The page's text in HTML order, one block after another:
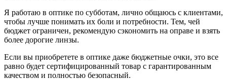
Я работаю в оптике по субботам, лично общаюсь с клиентами,
чтобы лучше понимать их боли и потребности. Тем, чей
бюджет ограничен, рекомендую сэкономить на оправе и взять
более дорогие линзы.
Если вы приобретете в оптике даже бюджетные очки, это все
равно будет сертифицированный товар с гарантированным
качеством и полностью безопасный.